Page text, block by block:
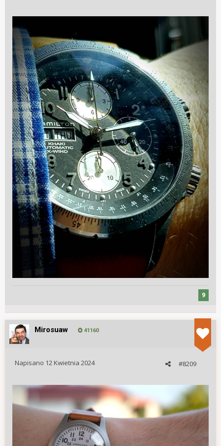
9
Mirosuaw 41160
#8209
Napisano 12 Kwietnia 2024